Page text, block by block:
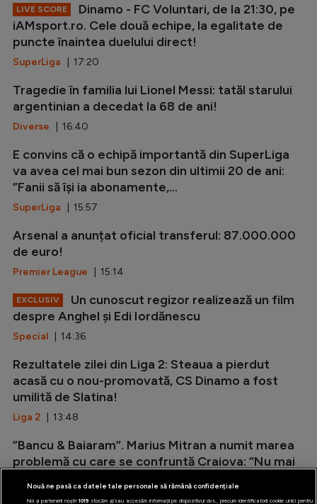
LIVE SCORE
Dinamo - FC Voluntari, de la 21:30, pe
iAMsport.ro. Cele două echipe, la egalitate de
puncte înaintea duelului direct!
SuperLiga | 17:20
Tragedie în familia lui Lionel Messi: tatăl starului
argentinian a decedat la 68 de ani!
Diverse | 16:40
E convins că o echipă importantă din SuperLiga
va avea cel mai bun sezon din ultimii 20 de ani:
”Fanii să își ia abonamente,...
SuperLiga | 15:57
Arsenal a anunțat oficial transferul: 87.000.000
de euro!
Premier League | 15:14
EXCLUSIV
Un cunoscut regizor realizează un film
despre Anghel și Edi Iordănescu
Special | 14:36
Rezultatele zilei din Liga 2: Steaua a pierdut
acasă cu o nou-promovată, CS Dinamo a fost
umilită de Slatina!
Liga 2 | 13:48
”Bancu & Baiaram”. Marius Mitran a numit marea
problemă cu care se confruntă Craiova: ”Nu mai
Editorialisti| 13:07
Nouă ne pasă ca datele tale personale să rămână confidențiale
Noi și partenerii noștri 1019stocăm și/sau accesăm informații pe dispozitivul dvs., precum identificatorii cookie unici pentru